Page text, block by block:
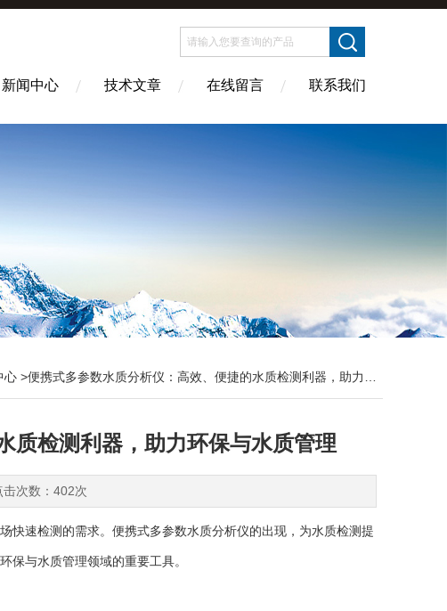
新闻中心 技术文章 在线留言 联系我们
心 >便携式多参数水质分析仪：高效、便捷的水质检测利器，助力环保与水质管理
质检测利器，助力环保与水质管理
次数：402次
速检测的需求。便携式多参数水质分析仪的出现，为水质检测提
保与水质管理领域的重要工具。